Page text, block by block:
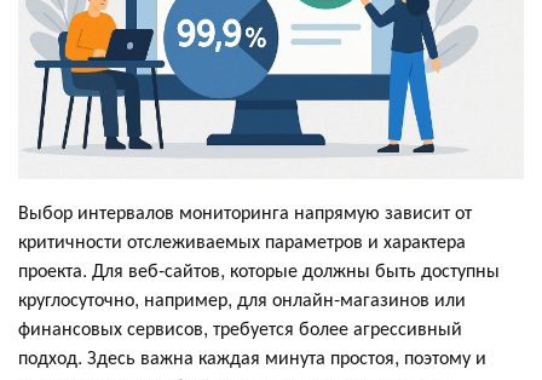
Выбор интервалов мониторинга напрямую зависит от
критичности отслеживаемых параметров и характера
проекта. Для веб-сайтов, которые должны быть доступны
круглосуточно, например, для онлайн-магазинов или
финансовых сервисов, требуется более агрессивный
подход. Здесь важна каждая минута простоя, поэтому и